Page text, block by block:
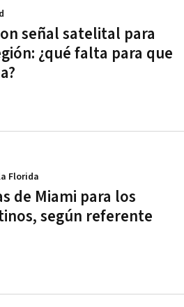
señal satelital para
¿qué falta para que
de Miami para los
según referente
Florida